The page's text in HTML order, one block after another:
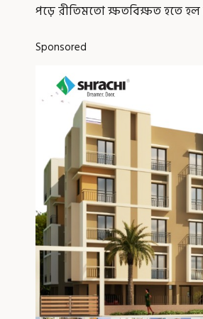
পড়ে রীতিমতো ক্ষতবিক্ষত হতে হল
Sponsored